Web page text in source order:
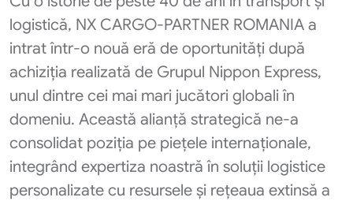
logistică, NX CARGO-PARTNER ROMANIA a
intrat într-o nouă eră de oportunități după
achiziția realizată de Grupul Nippon Express,
unul dintre cei mai mari jucători globali în
domeniu. Această alianță strategică ne-a
consolidat poziția pe piețele internaționale,
integrând expertiza noastră în soluții logistice
personalizate cu resursele și rețeaua extinsă a